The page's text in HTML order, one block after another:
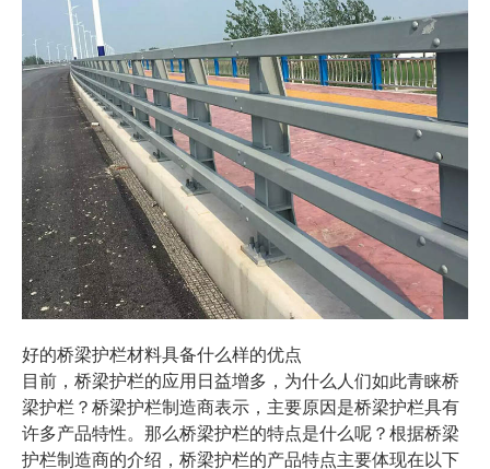
好的桥梁护栏材料具备什么样的优点
目前，桥梁护栏的应用日益增多，为什么人们如此青睐桥
梁护栏？桥梁护栏制造商表示，主要原因是桥梁护栏具有
许多产品特性。那么桥梁护栏的特点是什么呢？根据桥梁
护栏制造商的介绍，桥梁护栏的产品特点主要体现在以下